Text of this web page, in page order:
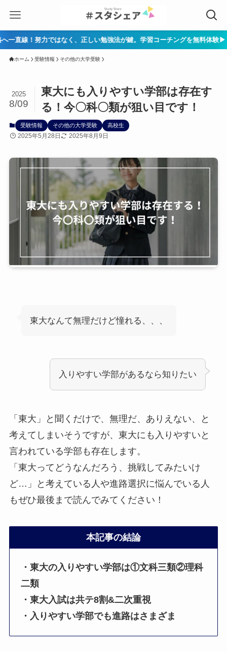
く、正しい勉強法が鍵。学習コーチングを無料体験▶ 公式HPはこちら！
ホーム 受験情報 その他の大学受験
東大にも入りやすい学部は存在す
る！今〇科〇類が狙い目です！
2025
8/09
受験情報 その他の大学受験 高校生
2025年5月28日 2025年8月9日
東大なんて無理だけど憧れる、、、
入りやすい学部があるなら知りたい
「東大」と聞くだけで、無理だ、ありえない、と
考えてしまいそうですが、東大にも入りやすいと
言われている学部も存在します。
「東大ってどうなんだろう、挑戦してみたいけ
ど…」と考えている人や進路選択に悩んでいる人
もぜひ最後まで読んでみてください！
本記事の結論
・東大の入りやすい学部は①文科三類②理科
二類
・東大入試は共テ8割&二次重視
・入りやすい学部でも進路はさまざま